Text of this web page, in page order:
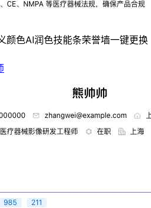
颜色AI润色技能条荣誉墙一键更换